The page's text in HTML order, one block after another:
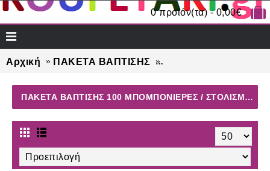
0 προϊόν(τα) - 0,00€
Αρχική ΠΑΚΕΤΑ ΒΑΠΤΙΣΗΣ
ΠΑΚΈΤΑ ΒΆΠΤΙΣΗΣ 100 ΜΠΟΜΠΟΝΙΈΡΕΣ / ΣΤΟΛΙΣΜΌΣ ΕΚΚΛΗΣΊΑΣ ΓΙΑ ΑΓΌΡΙ